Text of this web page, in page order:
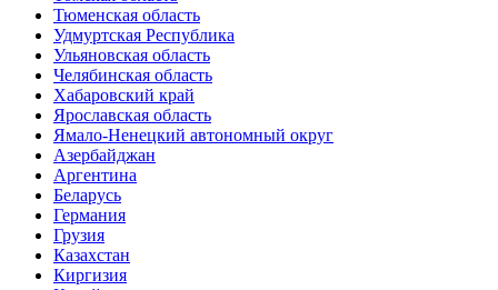
Тюменская область
Удмуртская Республика
Ульяновская область
Челябинская область
Хабаровский край
Ярославская область
Ямало-Ненецкий автономный округ
Азербайджан
Аргентина
Беларусь
Германия
Грузия
Казахстан
Киргизия